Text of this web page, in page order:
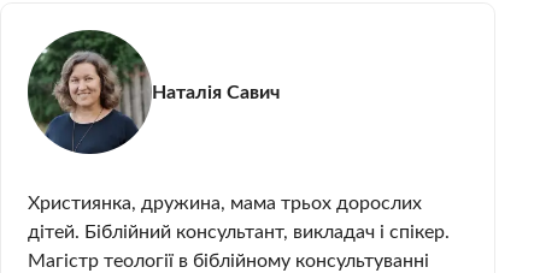
Наталія Савич
Християнка, дружина, мама трьох дорослих
дітей. Біблійний консультант, викладач і спікер.
Магістр теології в біблійному консультуванні